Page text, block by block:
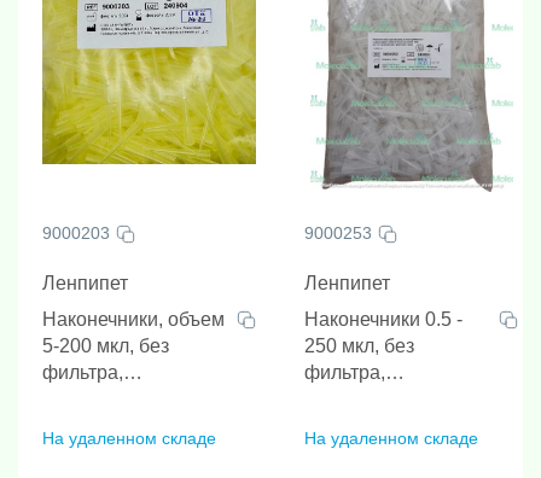
9000203
Ленпипет
Наконечники, объем
5-200 мкл, без
фильтра,
наличие РУ, 1000 шт/
На удаленном складе
9000253
Ленпипет
Наконечники 0.5 -
250 мкл, без
фильтра,
упак
На удаленном складе